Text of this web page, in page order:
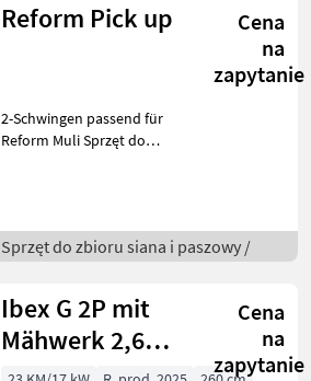
Reform Pick up
Cena
na
zapytanie
2-Schwingen passend für
Reform Muli Sprzęt do
Sprzęt do zbioru siana i paszowy /
Ibex G 2P mit
Mähwerk 2,6m
SONDEREDITION
Cena
na
zapytanie